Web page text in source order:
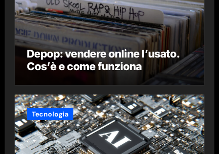
Depop: vendere online l’usato.
Cos’è e come funziona
Tecnologia